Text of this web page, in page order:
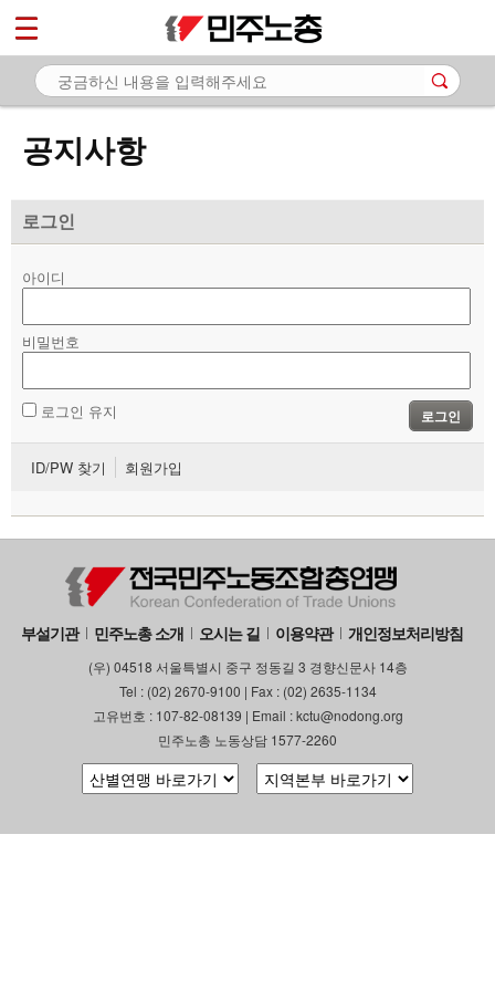
공지사항
로그인
아이디
비밀번호
로그인 유지 로그인
ID/PW 찾기 회원가입
부설기관 민주노총 소개 오시는 길 이용약관 개인정보처리방침
(우) 04518 서울특별시 중구 정동길 3 경향신문사 14층
Tel : (02) 2670-9100 | Fax : (02) 2635-1134
고유번호 : 107-82-08139 | Email : kctu@nodong.org
민주노총 노동상담 1577-2260
마이페이지
소개
- 공지사항
- 성명·보도
자료
부설기관
업무